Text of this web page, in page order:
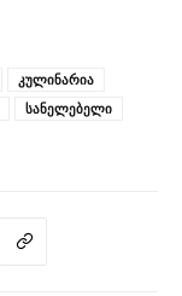
კულინარია
სანელებელი